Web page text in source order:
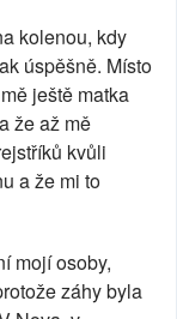
kolenou, kdy
úspěšně. Místo
ještě matka
že až mě
kvůli
a že mi to
mojí osoby,
záhy byla